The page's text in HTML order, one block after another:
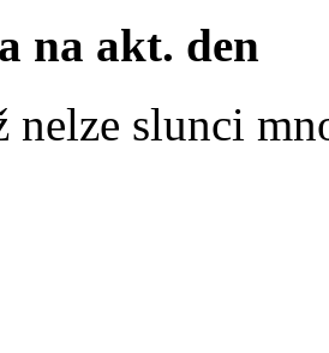
na akt. den
nelze slunci